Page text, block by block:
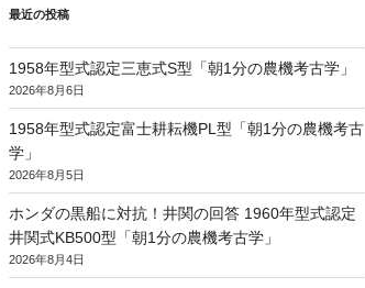
最近の投稿
1958年型式認定三恵式S型「朝1分の農機考古学」
2026年8月6日
1958年型式認定富士耕耘機PL型「朝1分の農機考古
学」
2026年8月5日
ホンダの黒船に対抗！井関の回答 1960年型式認定
井関式KB500型「朝1分の農機考古学」
2026年8月4日